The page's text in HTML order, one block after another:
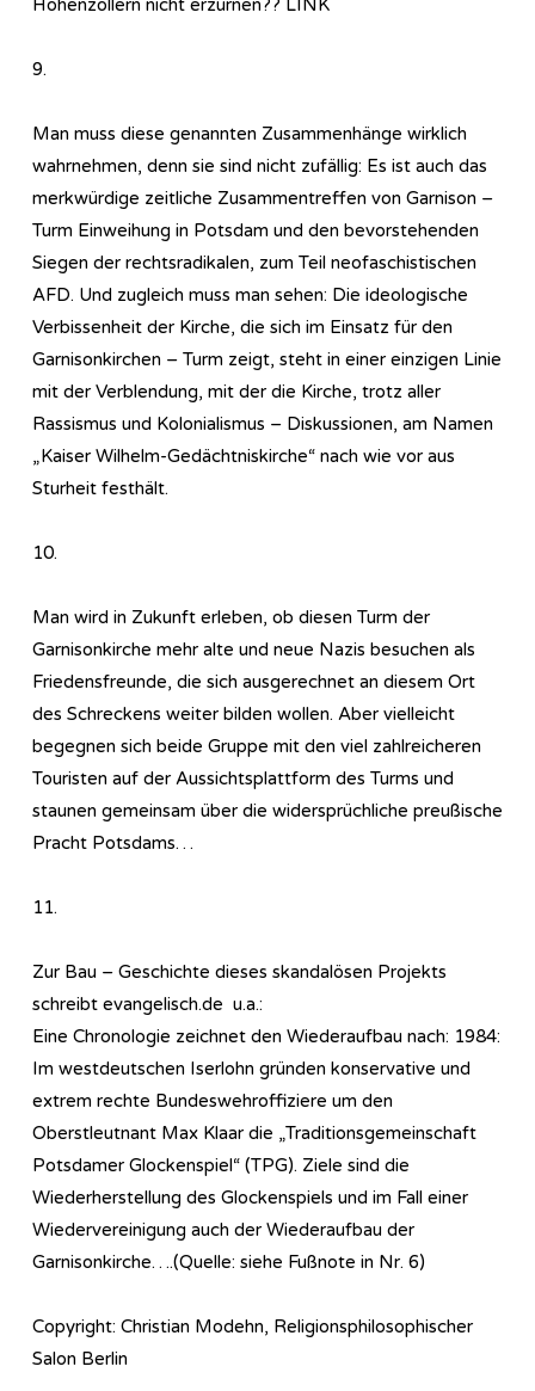
Hohenzollern nicht erzürnen?? LINK
9.
Man muss diese genannten Zusammenhänge wirklich
wahrnehmen, denn sie sind nicht zufällig: Es ist auch das
merkwürdige zeitliche Zusammentreffen von Garnison –
Turm Einweihung in Potsdam und den bevorstehenden
Siegen der rechtsradikalen, zum Teil neofaschistischen
AFD. Und zugleich muss man sehen: Die ideologische
Verbissenheit der Kirche, die sich im Einsatz für den
Garnisonkirchen – Turm zeigt, steht in einer einzigen Linie
mit der Verblendung, mit der die Kirche, trotz aller
Rassismus und Kolonialismus – Diskussionen, am Namen
„Kaiser Wilhelm-Gedächtniskirche“ nach wie vor aus
Sturheit festhält.
10.
Man wird in Zukunft erleben, ob diesen Turm der
Garnisonkirche mehr alte und neue Nazis besuchen als
Friedensfreunde, die sich ausgerechnet an diesem Ort
des Schreckens weiter bilden wollen. Aber vielleicht
begegnen sich beide Gruppe mit den viel zahlreicheren
Touristen auf der Aussichtsplattform des Turms und
staunen gemeinsam über die widersprüchliche preußische
Pracht Potsdams…
11.
Zur Bau – Geschichte dieses skandalösen Projekts
schreibt evangelisch.de u.a.:
Eine Chronologie zeichnet den Wiederaufbau nach: 1984:
Im westdeutschen Iserlohn gründen konservative und
extrem rechte Bundeswehroffiziere um den
Oberstleutnant Max Klaar die „Traditionsgemeinschaft
Potsdamer Glockenspiel“ (TPG). Ziele sind die
Wiederherstellung des Glockenspiels und im Fall einer
Wiedervereinigung auch der Wiederaufbau der
Garnisonkirche….(Quelle: siehe Fußnote in Nr. 6)
Copyright: Christian Modehn, Religionsphilosophischer
Salon Berlin